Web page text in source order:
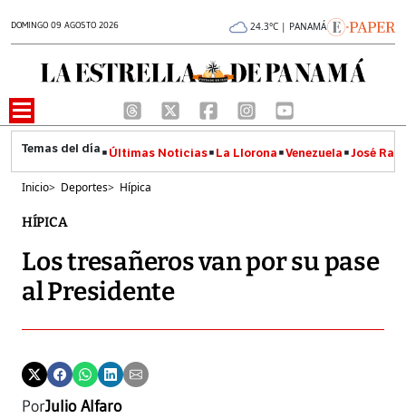
DOMINGO 09 AGOSTO 2026 24.3°C | PANAMÁ
Últimas Noticias La Llorona Venezuela José
Inicio> Deportes> Hípica
HÍPICA
Los tresañeros van por su pase
al Presidente
PorJulio Alfaro